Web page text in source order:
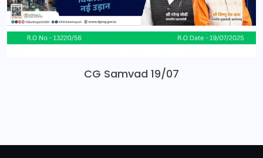
CG Samvad 19/07